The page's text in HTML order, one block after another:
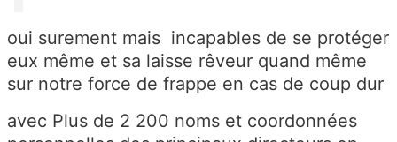
oui surement mais incapables de se protéger
eux même et sa laisse rêveur quand même
sur notre force de frappe en cas de coup dur
avec Plus de 2 200 noms et coordonnées